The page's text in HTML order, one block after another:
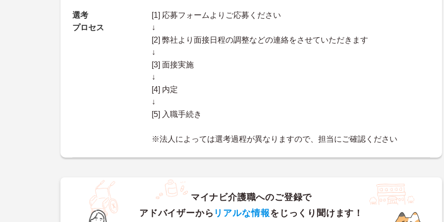
選考
プロセス
[1] 応募フォームよりご応募ください
↓
[2] 弊社より面接日程の調整などの連絡をさせていただきます
↓
[3] 面接実施
↓
[4] 内定
↓
[5] 入職手続き
※法人によっては選考過程が異なりますので、担当にご確認ください
マイナビ介護職へのご登録で
アドバイザーから リアルな情報をじっくり聞けます！